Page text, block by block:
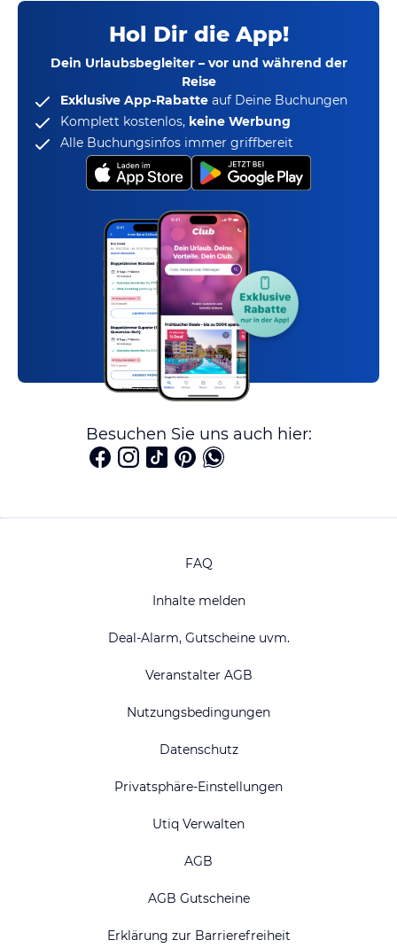
Hol Dir die App!
Dein Urlaubsbegleiter – vor und während der
Reise
Exklusive App-Rabatte auf Deine Buchungen
Komplett kostenlos, keine Werbung
Alle Buchungsinfos immer griffbereit
Besuchen Sie uns auch hier:
FAQ
Inhalte melden
Deal-Alarm, Gutscheine uvm.
Veranstalter AGB
Nutzungsbedingungen
Datenschutz
Privatsphäre-Einstellungen
Utiq Verwalten
AGB
AGB Gutscheine
Erklärung zur Barrierefreiheit